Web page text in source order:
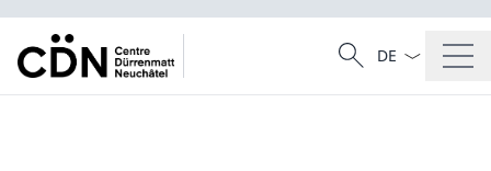
Cercare
Ricerca
Dal menu a